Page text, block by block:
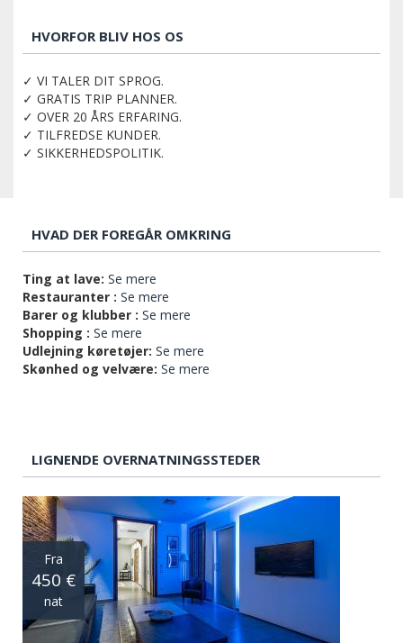
HVORFOR BLIV HOS OS
✓ VI TALER DIT SPROG.
✓ GRATIS TRIP PLANNER.
✓ OVER 20 ÅRS ERFARING.
✓ TILFREDSE KUNDER.
✓ SIKKERHEDSPOLITIK.
HVAD DER FOREGÅR OMKRING
Ting at lave: Se mere
Restauranter : Se mere
Barer og klubber : Se mere
Shopping : Se mere
Udlejning køretøjer: Se mere
Skønhed og velvære: Se mere
LIGNENDE OVERNATNINGSSTEDER
Fra
450 €
nat